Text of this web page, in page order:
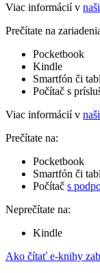
Viac informácií v
Prečítate na
Pocketbook
Kindle
Smartfón či
Počítač s
Viac informácií v
Prečítate na:
Pocketbook
Smartfón či
Počítač s
Neprečítate na:
Kindle
Ako čítať e-knihy